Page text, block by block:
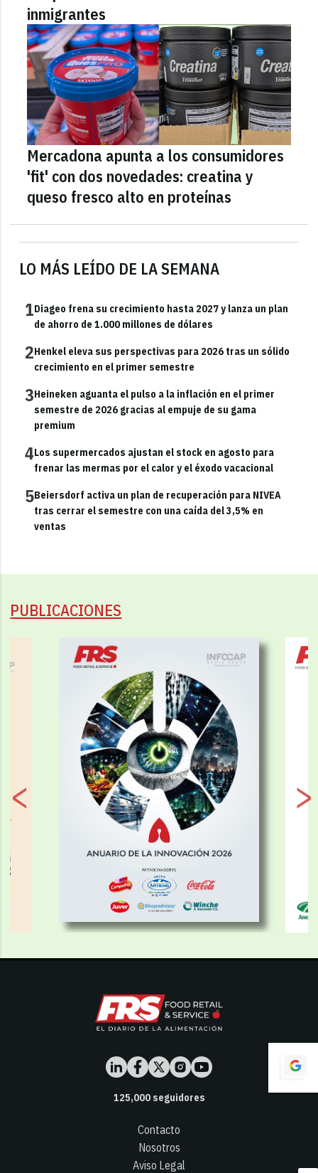
LO MÁS LEÍDO DE LA SEMANA
1Diageo frena su crecimiento hasta 2027 y lanza un plan
de ahorro de 1.000 millones de dólares
2Henkel eleva sus perspectivas para 2026 tras un sólido
crecimiento en el primer semestre
3Heineken aguanta el pulso a la inflación en el primer
semestre de 2026 gracias al empuje de su gama
premium
4Los supermercados ajustan el stock en agosto para
frenar las mermas por el calor y el éxodo vacacional
5Beiersdorf activa un plan de recuperación para NIVEA
tras cerrar el semestre con una caída del 3,5% en
ventas
inmigrantes
Mercadona apunta a los consumidores
'fit' con dos novedades: creatina y
queso fresco alto en proteínas
PUBLICACIONES
125,000seguidores
Contacto
Nosotros
Aviso Legal